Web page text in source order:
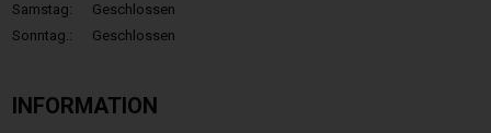
Samstag:
Geschlossen
Sonntag.:
Geschlossen
INFORMATION